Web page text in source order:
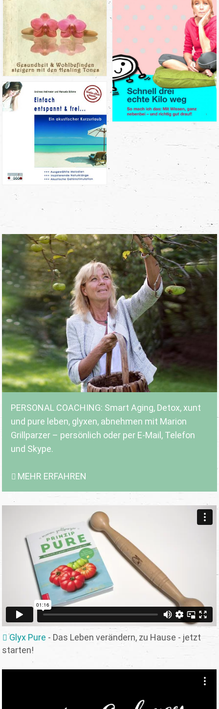
PERSONAL COACHING: Smart Aging, Detox, xunt
und pure leben, glyxen, abnehmen mit Marion
Grillparzer – persönlich oder per E-Mail, Telefon
und Skype.
MEHR ERFAHREN
Glyx Pure - Das Leben verändern, zu Hause - jetzt
starten!